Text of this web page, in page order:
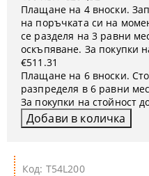
Код: T54L200
Плащане на 4 вноски.
на поръчката си на
се разделя на 3 равни
оскъпяване. За покупки
€511.31
Плащане на 6 вноски.
разпределя в 6 равни
За покупки на стойност